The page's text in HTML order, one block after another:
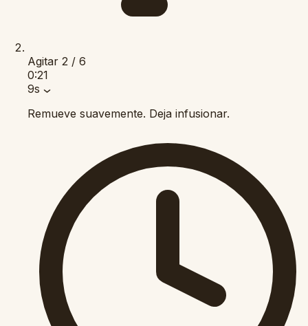
Agitar 2 / 6
0:21
9s
Remueve suavemente. Deja infusionar.